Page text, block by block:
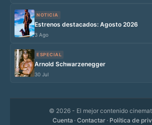
NOTICIA
Estrenos destacados: Agosto 2026
3 Ago
ESPECIAL
Arnold Schwarzenegger
30 Jul
© 2026 - El mejor contenido
Cuenta · Contactar · Política de